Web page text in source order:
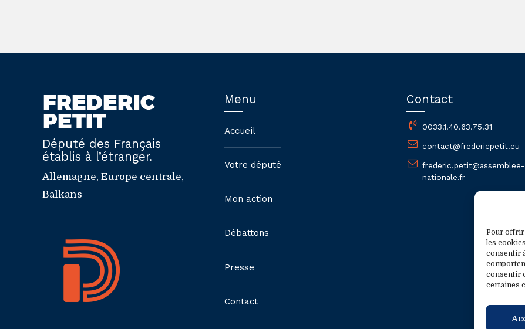
Pour offrir
les
consentir
consentir
certaines
Député des Français
établis à l’étranger.
Allemagne, Europe centrale,
Balkans
Menu
Accueil
Votre député
Mon action
Débattons
Presse
Contact
Contact
0033.1.40.63.75.31
contact@fredericpetit.eu
frederic.petit@assemblee-
nationale.fr